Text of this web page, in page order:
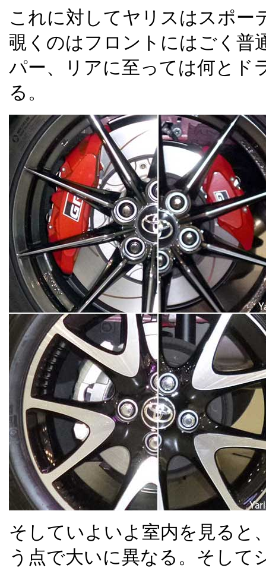
これに対してヤリスはスポー
覗くのはフロントにはごく普
パー、リアに至っては何とド
る。
そしていよいよ室内を見ると
う点で大いに異なる。そして